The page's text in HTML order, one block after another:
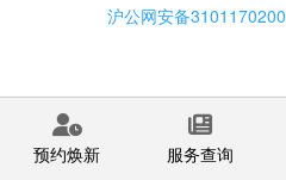
沪公网安备
预约焕新 服务查询